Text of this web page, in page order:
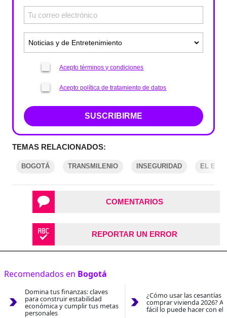
Acepto términos y condiciones
Acepto política de tratamiento de datos
SUSCRIBIRME
TEMAS RELACIONADOS:
BOGOTÁ TRANSMILENIO INSEGURIDAD EL
COMENTARIOS
REPORTAR UN ERROR
Recomendados en Bogotá
Domina tus finanzas: claves
para construir estabilidad
económica y cumplir tus metas
personales
¿Cómo usar las cesantías
comprar vivienda 2026?
fácil lo puede hacer con el